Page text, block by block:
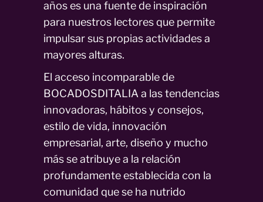
años es una fuente de inspiración
para nuestros lectores que permite
impulsar sus propias actividades a
mayores alturas.
El acceso incomparable de
BOCADOSDITALIA a las tendencias
innovadoras, hábitos y consejos,
estilo de vida, innovación
empresarial, arte, diseño y mucho
más se atribuye a la relación
profundamente establecida con la
comunidad que se ha nutrido